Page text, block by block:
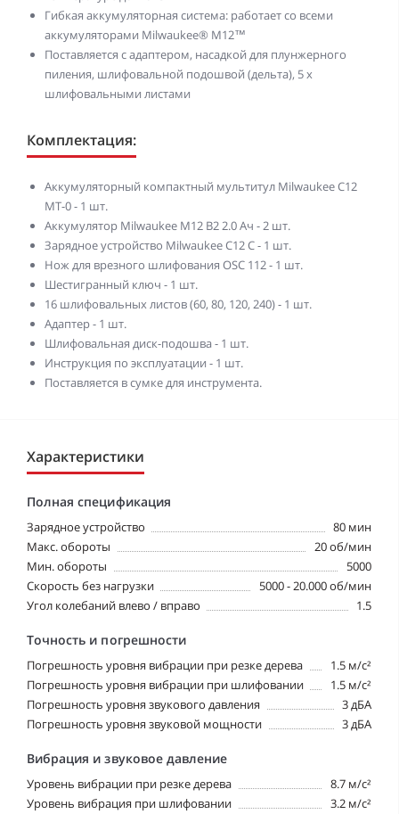
Гибкая аккумуляторная система: работает со всеми
аккумуляторами Milwaukee® M12™
Поставляется с адаптером, насадкой для плунжерного
пиления, шлифовальной подошвой (дельта), 5 х
шлифовальными листами
Комплектация:
Аккумуляторный компактный мультитул Milwaukee C12
MT-0 - 1 шт.
Аккумулятор Milwaukee M12 B2 2.0 Ач - 2 шт.
Зарядное устройство Milwaukee C12 C - 1 шт.
Нож для врезного шлифования OSC 112 - 1 шт.
Шестигранный ключ - 1 шт.
16 шлифовальных листов (60, 80, 120, 240) - 1 шт.
Адаптер - 1 шт.
Шлифовальная диск-подошва - 1 шт.
Инструкция по эксплуатации - 1 шт.
Поставляется в сумке для инструмента.
Характеристики
Полная спецификация
Зарядное устройство
80 мин
Макс. обороты
20 об/мин
Мин. обороты
5000
Скорость без нагрузки
5000 - 20.000 об/мин
Угол колебаний влево / вправо
1.5
Точность и погрешности
Погрешность уровня вибрации при резке дерева
1.5 м/с²
Погрешность уровня вибрации при шлифовании
1.5 м/с²
Погрешность уровня звукового давления
3 дБА
Погрешность уровня звуковой мощности
3 дБА
Вибрация и звуковое давление
Уровень вибрации при резке дерева
8.7 м/с²
Уровень вибрация при шлифовании
3.2 м/с²